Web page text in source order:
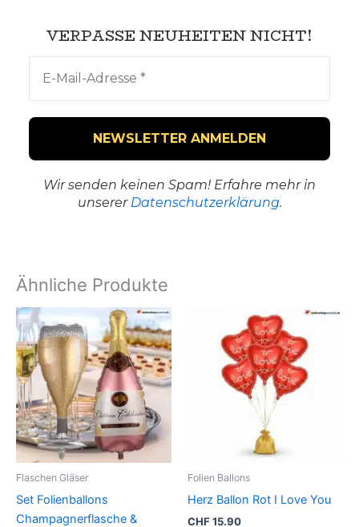
VERPASSE NEUHEITEN NICHT!
Wir senden keinen Spam! Erfahre mehr in
unserer Datenschutzerklärung.
Ähnliche Produkte
Flaschen Gläser
Set Folienballons
Champagnerflasche &
Folien Ballons
Herz Ballon Rot I Love You
CHF15.90